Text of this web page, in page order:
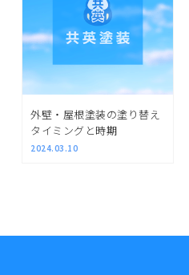
外壁・屋根塗装の塗り替え
タイミングと時期
2024.03.10